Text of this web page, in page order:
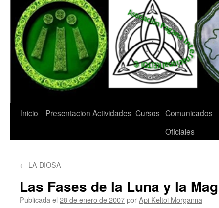
Saltar
Inicio Presentacion Actividades Cursos Comunicados
Oficiales
← LA DIOSA
Las Fases de la Luna y la
Publicada el 28 de enero de 2007porApi Keltoi Morganna